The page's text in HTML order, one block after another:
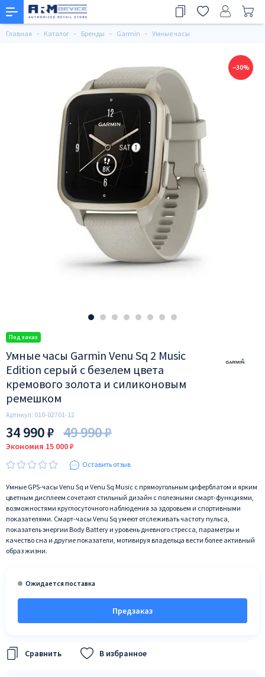
Главная Каталог Бренды Garmin Умные часы
−30%
Умные часы Garmin Venu Sq 2 Music
Edition серый с безелем цвета
кремового золота и силиконовым
ремешком
Артикул: 010-02701-12
34 990 ₽ 49 990 ₽
Экономия 15 000 ₽
Оставить отзыв
Умные GPS-часы Venu Sq и Venu Sq Music с прямоугольным циферблатом и ярким
цветным дисплеем сочетают стильный дизайн с полезными смарт-функциями,
возможностями круглосуточного наблюдения за здоровьем и спортивными
показателями. Смарт-часы Venu Sq умеют отслеживать частоту пульса,
показатель энергии Body Battery и уровень дневного стресса, параметры и
качество сна и другие показатели, мотивируя владельца вести более активный
образ жизни.
Предзаказ
В избранное